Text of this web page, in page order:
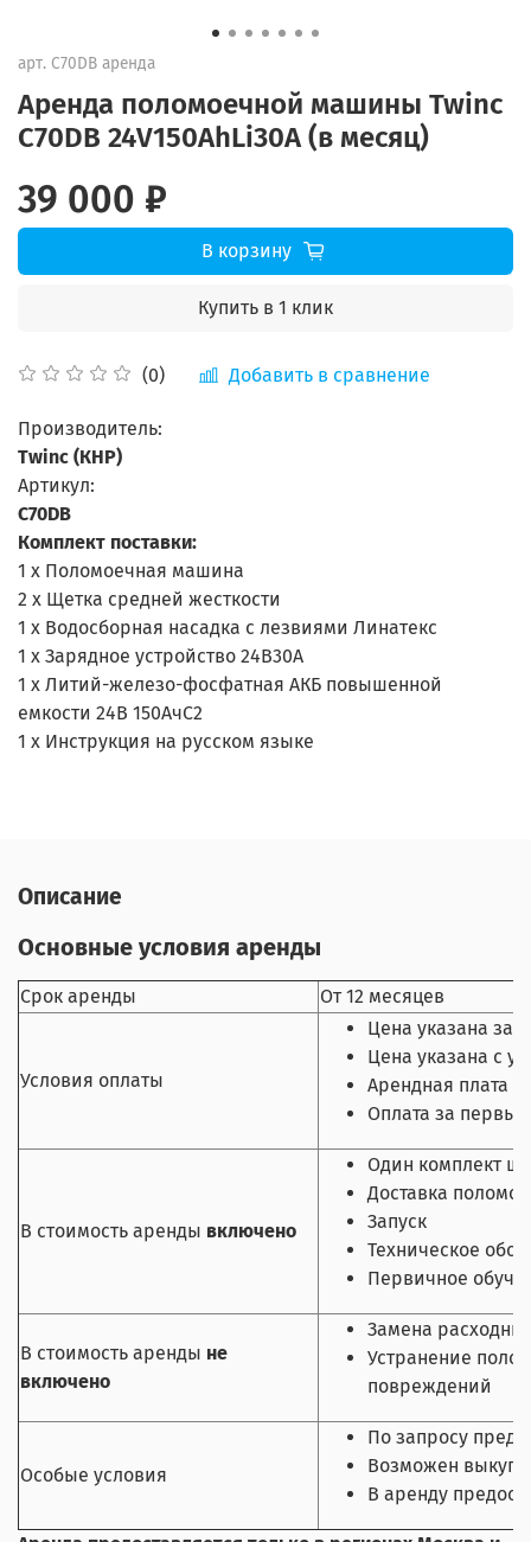
арт. C70DB аренда
Аренда поломоечной машины Twinc
C70DB 24V150AhLi30A (в месяц)
(0) Добавить в сравнение
39 000 ₽
В корзину
Купить в 1 клик
Производитель:
Twinc (КНР)
Артикул:
С70DB
Комплект поставки:
1 х Поломоечная машина
2 х Щетка средней жесткости
1 х Водосборная насадка с лезвиями Линатекс
1 х Зарядное устройство 24В30А
1 х Литий-железо-фосфатная АКБ повышенной
емкости 24В 150АчС2
1 х Инструкция на русском языке
Описание
Основные условия аренды
Срок аренды От 12 месяцев
Условия оплаты
Цена указана за
Цена указана с
Арендная плата
Оплата за
В стоимость аренды включено
Один комплект
Доставка
Запуск
Техническое
Первичное
В стоимость аренды не
включено
Замена
Устранение
повреждений
Особые условия
По запросу
Возможен выкуп
В аренду